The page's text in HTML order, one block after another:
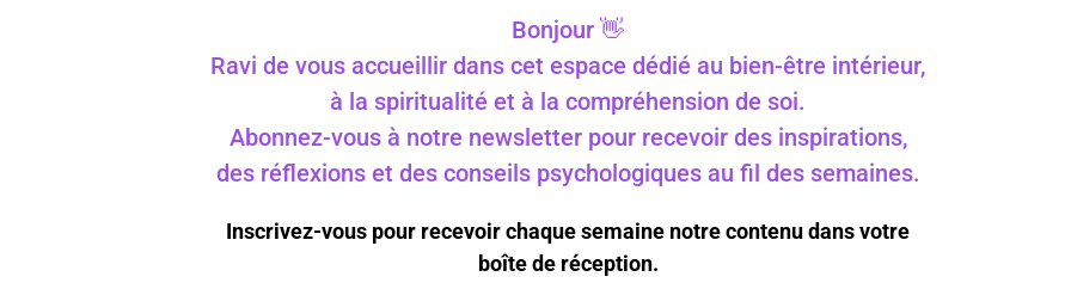
Bonjour 👋
Ravi de vous accueillir dans cet espace dédié au bien-être intérieur,
à la spiritualité et à la compréhension de soi.
Abonnez-vous à notre newsletter pour recevoir des inspirations,
des réflexions et des conseils psychologiques au fil des semaines.
Inscrivez-vous pour recevoir chaque semaine notre contenu dans votre
boîte de réception.